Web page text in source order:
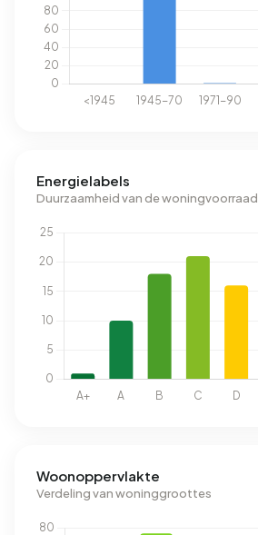
Energielabels
Duurzaamheid van de woningvoorraad
Woonoppervlakte
Verdeling van woninggroottes